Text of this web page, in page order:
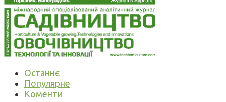
Останнє
Популярне
Коменти